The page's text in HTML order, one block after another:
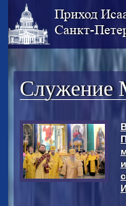
Приход
Санкт-
Служение